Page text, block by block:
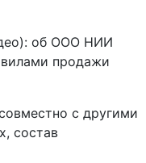
об ООО НИИ
продажи
с другими
состав